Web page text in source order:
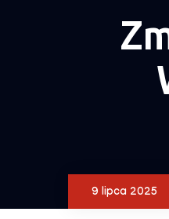
9 lipca 2025